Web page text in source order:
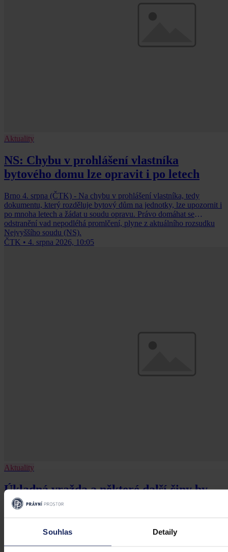
Souhlas Detaily
Aktuality
NS: Chybu v prohlášení vlastníka
bytového domu lze opravit i po letech
Brno 4. srpna (ČTK) - Na chybu v prohlášení vlastníka, tedy
dokumentu, který rozděluje bytový dům na jednotky, lze upozornit i
po mnoha letech a žádat u soudu opravu. Právo domáhat se
odstranění vad nepodléhá promlčení, plyne z aktuálního rozsudku
Nejvyššího soudu (NS).
ČTK • 4. srpna 2026, 10:05
Aktuality
Úkladná vražda a některé další činy by
mohly být nepromlčitelné, navrhla
Praha 1. srpna (ČTK) - Úkladná vražda a některé další trestné činy s
úmyslným usmrcením by se mohly zařadit mezi nepromlčitelné. Jde